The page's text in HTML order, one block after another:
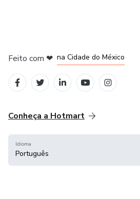
Feito com ❤ na Cidade do México
Conheça a Hotmart
Idioma
Português